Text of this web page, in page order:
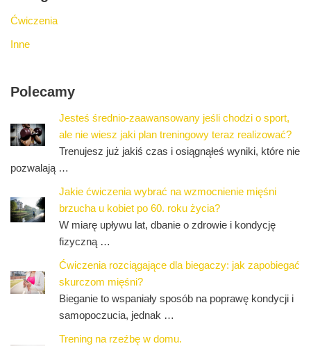
Ćwiczenia
Inne
Polecamy
Jesteś średnio-zaawansowany jeśli chodzi o sport,
ale nie wiesz jaki plan treningowy teraz realizować?
Trenujesz już jakiś czas i osiągnąłeś wyniki, które nie
pozwalają …
Jakie ćwiczenia wybrać na wzmocnienie mięśni
brzucha u kobiet po 60. roku życia?
W miarę upływu lat, dbanie o zdrowie i kondycję
fizyczną …
Ćwiczenia rozciągające dla biegaczy: jak zapobiegać
skurczom mięśni?
Bieganie to wspaniały sposób na poprawę kondycji i
samopoczucia, jednak …
Trening na rzeźbę w domu.